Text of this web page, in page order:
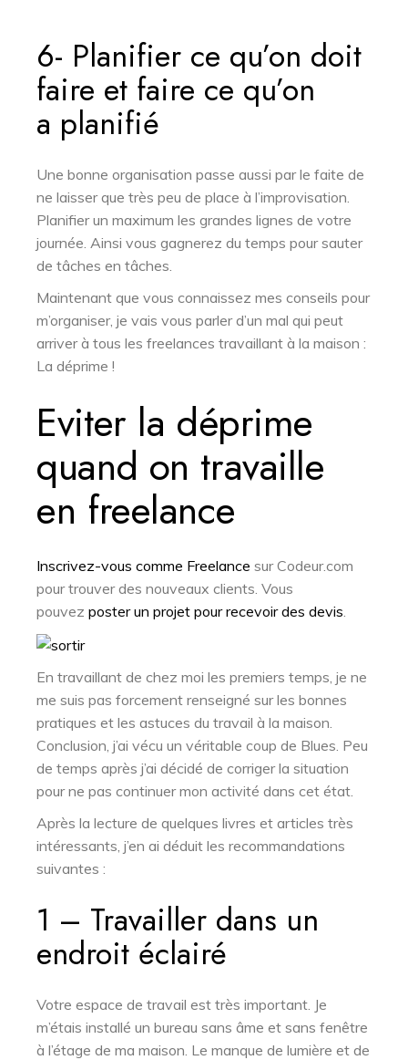
6- Planifier ce qu’on doit
faire et faire ce qu’on
a planifié
Une bonne organisation passe aussi par le faite de
ne laisser que très peu de place à l’improvisation.
Planifier un maximum les grandes lignes de votre
journée. Ainsi vous gagnerez du temps pour sauter
de tâches en tâches.
Maintenant que vous connaissez mes conseils pour
m’organiser, je vais vous parler d’un mal qui peut
arriver à tous les freelances travaillant à la maison :
La déprime !
Eviter la déprime
quand on travaille
en freelance
Inscrivez-vous comme Freelance sur Codeur.com
pour trouver des nouveaux clients. Vous
pouvezposter un projet pour recevoir des devis.
En travaillant de chez moi les premiers temps, je ne
me suis pas forcement renseigné sur les bonnes
pratiques et les astuces du travail à la maison.
Conclusion, j’ai vécu un véritable coup de Blues. Peu
de temps après j’ai décidé de corriger la situation
pour ne pas continuer mon activité dans cet état.
Après la lecture de quelques livres et articles très
intéressants, j’en ai déduit les recommandations
suivantes :
1 – Travailler dans un
endroit éclairé
Votre espace de travail est très important. Je
m’étais installé un bureau sans âme et sans fenêtre
à l’étage de ma maison. Le manque de lumière et de